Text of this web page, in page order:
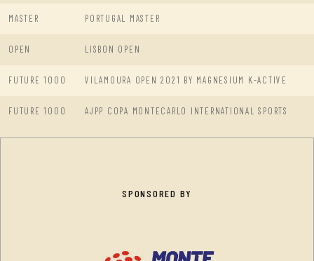
MASTER PORTUGAL MASTER
OPEN LISBON OPEN
FUTURE 1000 VILAMOURA OPEN 2021 BY MAGNESIUM K-ACTIVE
FUTURE 1000 AJPP COPA MONTECARLO INTERNATIONAL SPORTS
SPONSORED BY